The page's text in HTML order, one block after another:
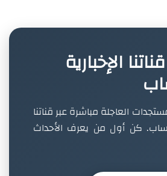
الإخبارية
العاجلة مباشرة عبر قناتنا
كن أول من يعرف الأحداث